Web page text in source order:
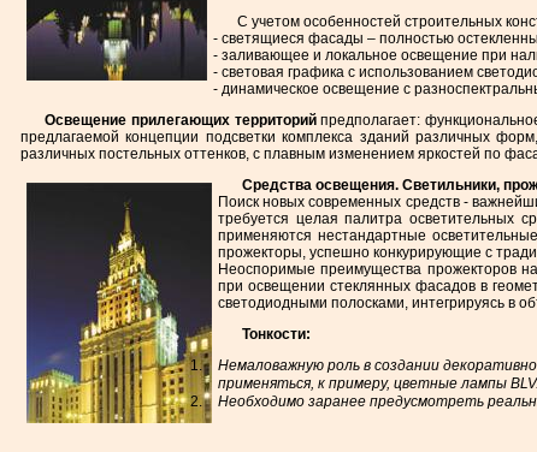
С учетом особенностей строительных
- светящиеся фасады – полностью
- заливающее и локальное освещение при
- световая графика с использованием
- динамическое освещение с
Освещение прилегающих территорийпредполагает:
предлагаемой концепции подсветки комплекса зданий различных
различных постельных оттенков, с плавным изменением яркостей по
Средства освещения. Светильники,
Поиск новых современных средств -
требуется целая палитра осветительных
применяются нестандартные
прожекторы, успешно конкурирующие с
Неоспоримые преимущества прожекторов
при освещении стеклянных фасадов в
светодиодными полосками, интегрируясь в
Тонкости:
Немаловажную роль в создании
применяться, к примеру, цветные лампы BLV.
Необходимо заранее предусмотреть